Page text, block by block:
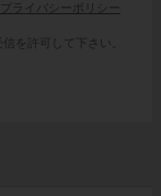
ライバシーポリシー
を許可して下さい。